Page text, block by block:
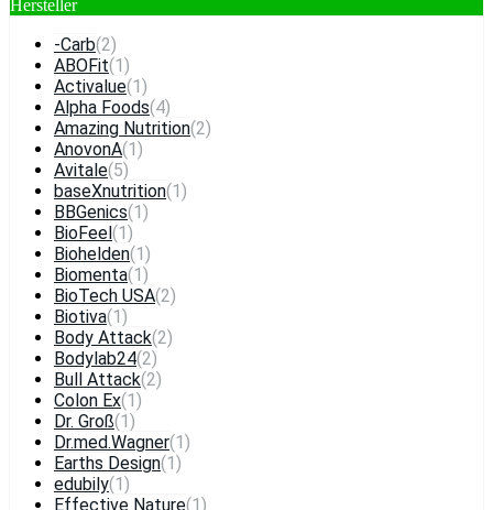
Hersteller
-Carb(2)
ABOFit(1)
Activalue(1)
Alpha Foods(4)
Amazing Nutrition(2)
AnovonA(1)
Avitale(5)
baseXnutrition(1)
BBGenics(1)
BioFeel (1)
Biohelden(1)
Biomenta(1)
BioTech USA(2)
Biotiva(1)
Body Attack(2)
Bodylab24(2)
Bull Attack(2)
Colon Ex(1)
Dr. Groß(1)
Dr.med.Wagner(1)
Earths Design(1)
edubily(1)
Effective Nature(1)